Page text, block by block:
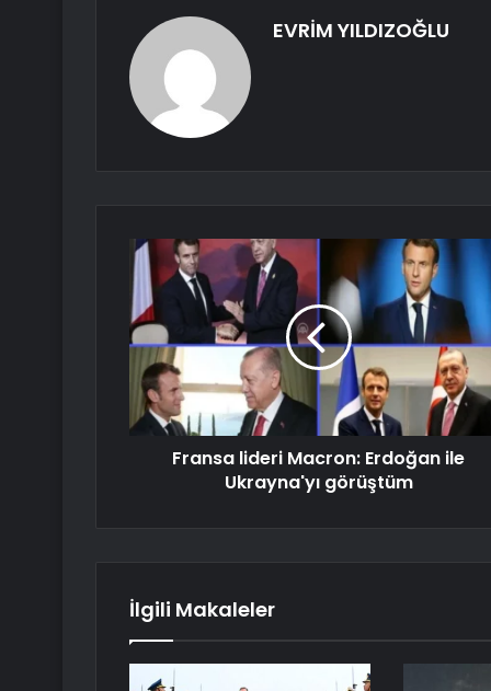
EVRİM YILDIZOĞLU
Fransa lideri Macron: Erdoğan ile
Ukrayna'yı görüştüm
İlgili Makaleler